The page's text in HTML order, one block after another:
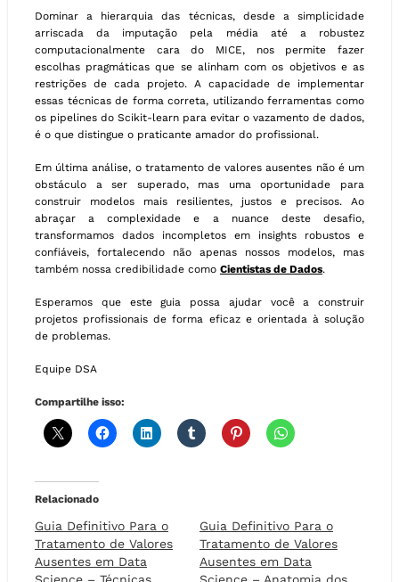
Dominar a hierarquia das técnicas, desde a simplicidade
arriscada da imputação pela média até a robustez
computacionalmente cara do MICE, nos permite fazer
escolhas pragmáticas que se alinham com os objetivos e as
restrições de cada projeto. A capacidade de implementar
essas técnicas de forma correta, utilizando ferramentas como
os pipelines do Scikit-learn para evitar o vazamento de dados,
é o que distingue o praticante amador do profissional.
Em última análise, o tratamento de valores ausentes não é um
obstáculo a ser superado, mas uma oportunidade para
construir modelos mais resilientes, justos e precisos. Ao
abraçar a complexidade e a nuance deste desafio,
transformamos dados incompletos em insights robustos e
confiáveis, fortalecendo não apenas nossos modelos, mas
também nossa credibilidade como Cientistas de Dados.
Esperamos que este guia possa ajudar você a construir
projetos profissionais de forma eficaz e orientada à solução
de problemas.
Equipe DSA
Compartilhe isso:
Relacionado
Guia Definitivo Para o
Tratamento de Valores
Ausentes em Data
Guia Definitivo Para o
Tratamento de Valores
Ausentes em Data